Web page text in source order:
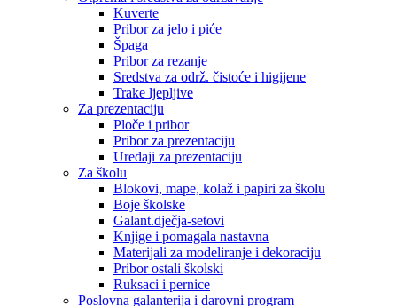
Kuverte
Pribor za jelo i piće
Špaga
Pribor za rezanje
Sredstva za održ. čistoće i higijene
Trake ljepljive
Za prezentaciju
Ploče i pribor
Pribor za prezentaciju
Uređaji za prezentaciju
Za školu
Blokovi, mape, kolaž i papiri za školu
Boje školske
Galant.dječja-setovi
Knjige i pomagala nastavna
Materijali za modeliranje i dekoraciju
Pribor ostali školski
Ruksaci i pernice
Poslovna galanterija i darovni program